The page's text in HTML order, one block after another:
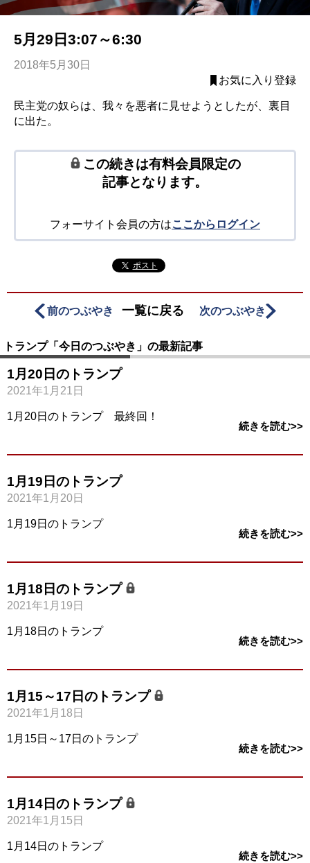
5月29日3:07～6:30
2018年5月30日
お気に入り登録
民主党の奴らは、我々を悪者に見せようとしたが、裏目
に出た。
この続きは有料会員限定の
記事となります。
フォーサイト会員の方はここからログイン
ポスト
前のつぶやき 一覧に戻る 次のつぶやき
トランプ「今日のつぶやき」の最新記事
1月20日のトランプ
2021年1月21日
1月20日のトランプ 最終回！
続きを読む>>
1月19日のトランプ
2021年1月20日
1月19日のトランプ
続きを読む>>
1月18日のトランプ
2021年1月19日
1月18日のトランプ
続きを読む>>
1月15～17日のトランプ
2021年1月18日
1月15日～17日のトランプ
続きを読む>>
1月14日のトランプ
2021年1月15日
1月14日のトランプ
続きを読む>>